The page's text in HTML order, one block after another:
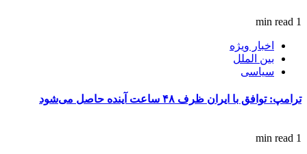
1 min read
اخبار ویژه
بین الملل
سیاسی
ترامپ: توافق با ایران ظرف ۴۸ ساعت آینده حاصل می‌شود
1 min read